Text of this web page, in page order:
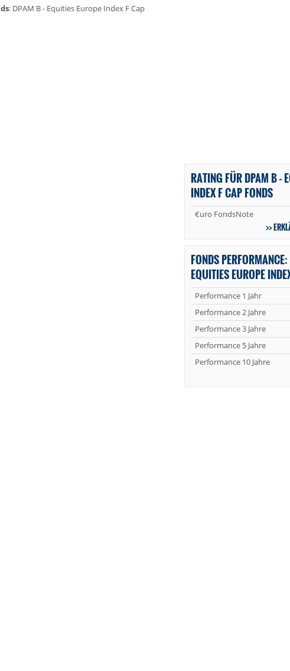
: DPAM B - Equities Europe Index F Cap
RATING FÜR DPAM B -
INDEX F CAP FONDS
€uro FondsNote
FONDS
EQUITIES EUROPE
Performance 1 Jahr
Performance 2 Jahre
Performance 3 Jahre
Performance 5 Jahre
Performance 10 Jahre